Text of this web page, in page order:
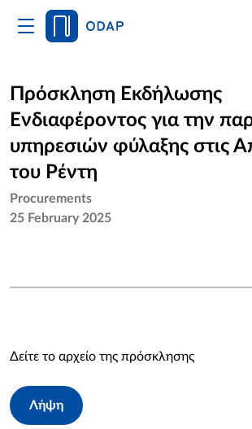
HOME
Services
Πρόσκληση Εκδήλωσης
Ενδιαφέροντος για την
υπηρεσιών φύλαξης στις
του Ρέντη
Procurements
25 February 2025
Δείτε το αρχείο της πρόσκλησης
Λήψη